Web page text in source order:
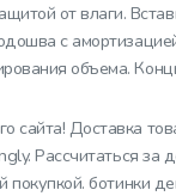
от влаги.
с
объема.
Доставка
Рассчитаться
ботинки